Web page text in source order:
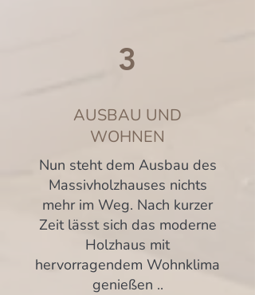
3
AUSBAU UND
WOHNEN
Nun steht dem Ausbau des
Massivholzhauses nichts
mehr im Weg. Nach kurzer
Zeit lässt sich das moderne
Holzhaus mit
hervorragendem Wohnklima
genießen ..